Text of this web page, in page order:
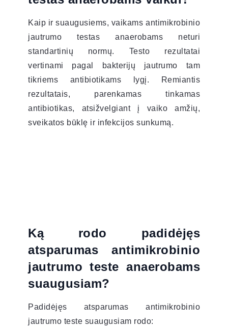
Kaip ir suaugusiems, vaikams antimikrobinio
jautrumo testas anaerobams neturi
standartinių normų. Testo rezultatai
vertinami pagal bakterijų jautrumo tam
tikriems antibiotikams lygį. Remiantis
rezultatais, parenkamas tinkamas
antibiotikas, atsižvelgiant į vaiko amžių,
sveikatos būklę ir infekcijos sunkumą.
Ką rodo padidėjęs
atsparumas antimikrobinio
jautrumo teste anaerobams
suaugusiam?
Padidėjęs atsparumas antimikrobinio
jautrumo teste suaugusiam rodo: